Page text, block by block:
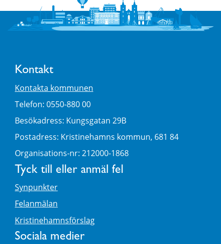
Kontakt
Kontakta kommunen
Telefon: 0550-880 00
Besökadress: Kungsgatan 29B
Postadress: Kristinehamns kommun, 681 84
Organisations-nr: 212000-1868
Tyck till eller anmäl fel
Synpunkter
Felanmälan
Kristinehamnsförslag
Sociala medier